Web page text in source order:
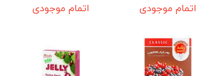
اتمام موجودی اتمام موجودی